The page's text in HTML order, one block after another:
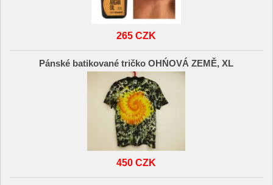
265 CZK
Pánské batikované tričko OHŃOVÁ ZEMĚ, XL
450 CZK